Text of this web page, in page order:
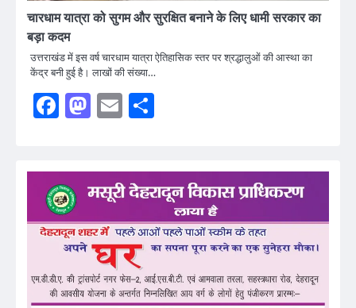
चारधाम यात्रा को सुगम और सुरक्षित बनाने के लिए धामी सरकार का
बड़ा कदम
उत्तराखंड में इस वर्ष चारधाम यात्रा ऐतिहासिक स्तर पर श्रद्धालुओं की आस्था का
केंद्र बनी हुई है। लाखों की संख्या…
Facebook
Mastodon
Email